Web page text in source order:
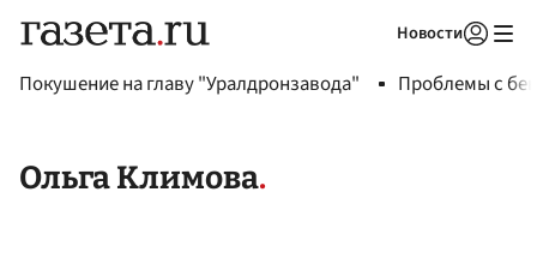
Новости
Покушение на главу "Уралдронзавода" Проблемы с
Ольга Климова